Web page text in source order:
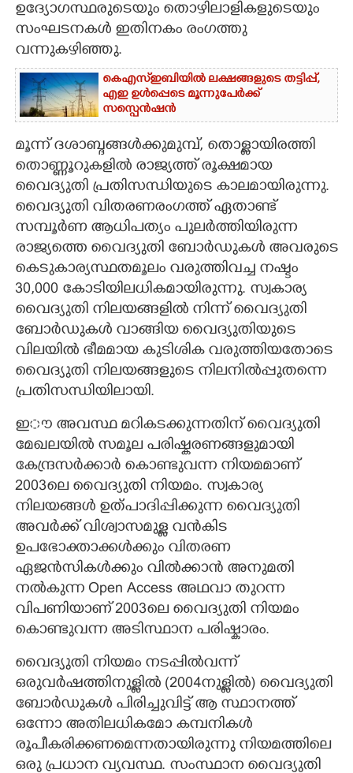
ഉദ്യോഗസ്ഥരുടെയും തൊഴിലാളികളുടെയും
സംഘടനകൾ ഇതിനകം രംഗത്തു
വന്നുകഴിഞ്ഞു.
കെഎസ്ഇബിയിൽ ലക്ഷങ്ങളുടെ തട്ടിപ്പ്,​
എഇ ഉൾപ്പെടെ മൂന്നുപേർക്ക്
സസ്പെൻഷൻ
മൂന്ന് ദശാബ്ദങ്ങൾക്കുമുമ്പ്,​ തൊള്ളായിരത്തി
തൊണ്ണൂറുകളിൽ രാജ്യത്ത് രൂക്ഷമായ
വൈദ്യുതി പ്രതിസന്ധിയുടെ കാലമായിരുന്നു.
വൈദ്യുതി വിതരണരംഗത്ത് ഏതാണ്ട്
സമ്പൂർണ ആധിപത്യം പുലർത്തിയിരുന്ന
രാജ്യത്തെ വൈദ്യുതി ബോർഡുകൾ അവരുടെ
കെടുകാര്യസ്ഥതമൂലം വരുത്തിവച്ച നഷ്ടം
30,000 കോടിയിലധികമായിരുന്നു. സ്വകാര്യ
വൈദ്യുതി നിലയങ്ങളിൽ നിന്ന് വൈദ്യുതി
ബോർഡുകൾ വാങ്ങിയ വൈദ്യുതിയുടെ
വിലയിൽ ഭീമമായ കുടിശിക വരുത്തിയതോടെ
വൈദ്യുതി നിലയങ്ങളുടെ നിലനിൽപ്പുതന്നെ
പ്രതിസന്ധിയിലായി.
ഇൗ അവസ്ഥ മറികടക്കുന്നതിന് വൈദ്യുതി
മേഖലയിൽ സമൂല പരിഷ്കരണങ്ങളുമായി
കേന്ദ്രസർക്കാർ കൊണ്ടുവന്ന നിയമമാണ്
2003ലെ വൈദ്യുതി നിയമം. സ്വകാര്യ
നിലയങ്ങൾ ഉത്പാദിപ്പിക്കുന്ന വൈദ്യുതി
അവർക്ക് വിശ്വാസമുള്ള വൻകിട
ഉപഭോക്താക്കൾക്കും വിതരണ
ഏജൻസികൾക്കും വിൽക്കാൻ അനുമതി
നൽകുന്ന Open Access അഥവാ തുറന്ന
വിപണിയാണ് 2003ലെ വൈദ്യുതി നിയമം
കൊണ്ടുവന്ന അടിസ്ഥാന പരിഷ്കാരം.
വൈദ്യുതി നിയമം നടപ്പിൽവന്ന്
ഒരുവർഷത്തിനുള്ളിൽ (2004നുള്ളിൽ) വൈദ്യുതി
ബോർഡുകൾ പിരിച്ചുവിട്ട് ആ സ്ഥാനത്ത്
ഒന്നോ അതിലധികമോ കമ്പനികൾ
രൂപീകരിക്കണമെന്നതായിരുന്നു നിയമത്തിലെ
ഒരു പ്രധാന വ്യവസ്ഥ. സംസ്ഥാന വൈദ്യുതി